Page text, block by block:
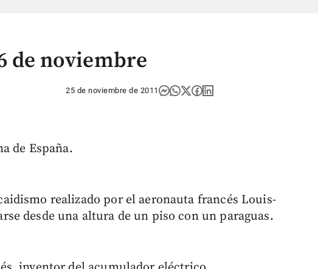
de noviembre
25 de noviembre de 2011
de España.
realizado por el aeronauta francés Louis-
desde una altura de un piso con un paraguas.